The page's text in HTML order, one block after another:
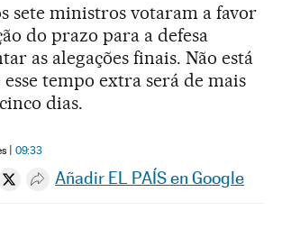
sete ministros votaram a favor
do prazo para a defesa
as alegações finais. Não está
esse tempo extra será de mais
dias.
09:33
en Whatsapp
en Facebook
Compartir en Twitter
Desplegar Redes Sociales
Añadir EL PAÍS en Google